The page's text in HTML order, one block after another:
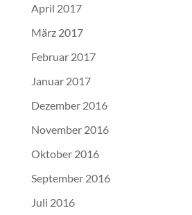
April 2017
März 2017
Februar 2017
Januar 2017
Dezember 2016
November 2016
Oktober 2016
September 2016
Juli 2016